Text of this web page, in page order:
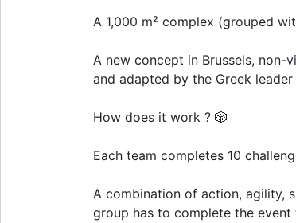
A 1,000 m² complex (grouped
A new concept in Brussels,
and adapted by the Greek
How does it work ? 🎲
Each team completes 10
A combination of action, agility,
group has to complete the